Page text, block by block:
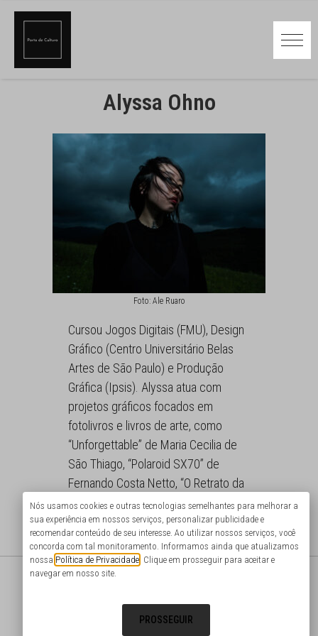
Alyssa Ohno
Foto: Ale Ruaro
Cursou Jogos Digitais (FMU), Design
Gráfico (Centro Universitário Belas
Artes de São Paulo) e Produção
Gráfica (Ipsis). Alyssa atua com
projetos gráficos focados em
fotolivros e livros de arte, como
“Unforgettable” de Maria Cecilia de
São Thiago, “Polaroid SX70” de
Fernando Costa Netto, “O Retrato da
Fotografia Brasileira” de Ale Ruaro e
“Menor de Quebrada” de Rafael Felix.
@portodecultura
Nós usamos cookies e outras tecnologias semelhantes para melhorar a
sua experiência em nossos serviços, personalizar publicidade e
recomendar conteúdo de seu interesse. Ao utilizar nossos serviços, você
concorda com tal monitoramento. Informamos ainda que atualizamos
nossaPolítica de Privacidade . Clique em prosseguir para aceitar e
navegar em nosso site.
PROSSEGUIR